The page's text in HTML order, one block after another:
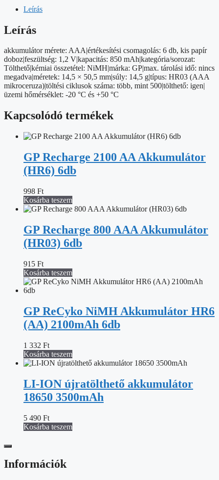
(AAA)
6db
mennyiség
Leírás
Leírás
akkumulátor mérete: AAA|értékesítési csomagolás: 6 db, kis papír
doboz|feszültség: 1,2 V|kapacitás: 850 mAh|kategória/sorozat:
Tölthető|kémiai összetétel: NiMH|márka: GP|max. tárolási idő: nincs
megadva|méretek: 14,5 × 50,5 mm|súly: 14,5 g|típus: HR03 (AAA
mikroceruza)|töltési ciklusok száma: több, mint 500|tölthető: igen|
üzemi hőmérséklet: -20 °C és +50 °C
Kapcsolódó termékek
GP Recharge 2100 AA Akkumulátor
(HR6) 6db
998 Ft
Kosárba teszem
GP Recharge 800 AAA Akkumulátor
(HR03) 6db
915 Ft
Kosárba teszem
GP ReCyko NiMH Akkumulátor HR6
(AA) 2100mAh 6db
1 332 Ft
Kosárba teszem
LI-ION újratölthető akkumulátor
18650 3500mAh
5 490 Ft
Kosárba teszem
Információk